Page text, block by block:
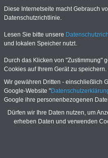
Meldung
Sachsen-
22,50 Euro: Wissenswertes für
und Beamte,
Diese Internetseite macht Gebrauch
Datenschutzrichtlinie.
Lesen Sie bitte unsere
und lokalen Speicher nutzt.
Durch das Klicken von "Zustimmung"
Cookies auf Ihrem Gerät zu speichern.
Wir gewähren Dritten - einschließlich
Google-Website "
Google ihre personenbezogenen
Dürfen wir Ihre Daten nutzen, um
erheben Daten und verwenden